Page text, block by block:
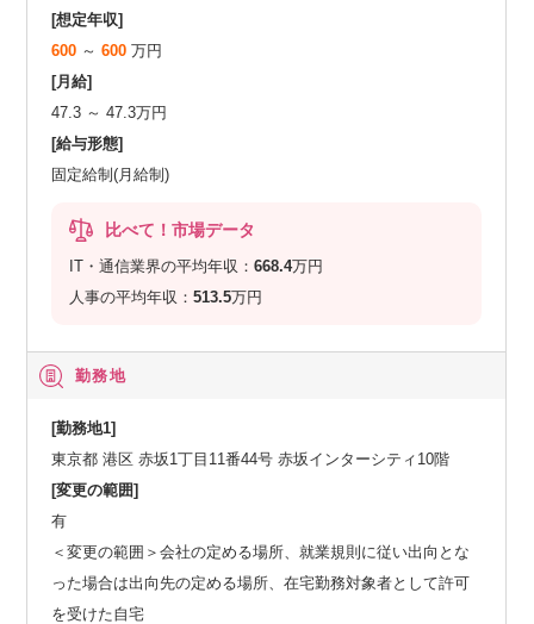
[想定年収]
600 ～600 万円
[月給]
47.3 ～ 47.3万円
[給与形態]
固定給制(月給制)
比べて！市場データ
IT・通信業界の平均年収：668.4万円
人事の平均年収：513.5万円
勤務地
[勤務地1]
東京都 港区 赤坂1丁目11番44号 赤坂インターシティ10階
[変更の範囲]
有
＜変更の範囲＞会社の定める場所、就業規則に従い出向とな
った場合は出向先の定める場所、在宅勤務対象者として許可
を受けた自宅